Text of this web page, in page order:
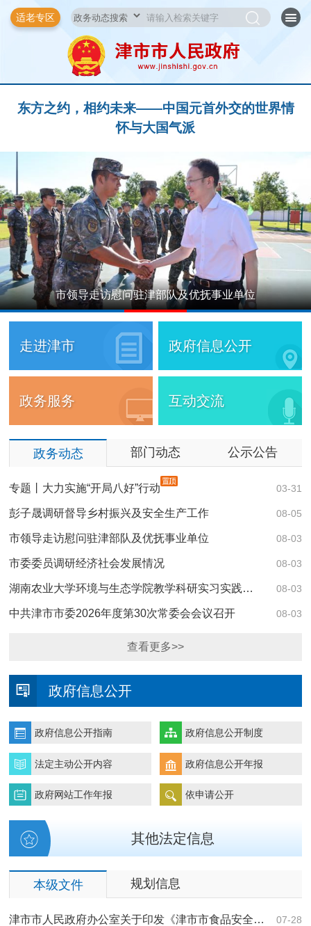
适老专区
东方之约，相约未来——中国元首外交的世界情
怀与大国气派
市领导走访慰问驻津部队及优抚事业单位
2 3 4 5
走进津市 政府信息公开
政务服务 互动交流
政务动态 部门动态 公示公告
03-31
专题丨大力实施“开局八好”行动
08-05
彭子晟调研督导乡村振兴及安全生产工作
08-03
市领导走访慰问驻津部队及优抚事业单位
08-03
市委委员调研经济社会发展情况
08-03
湖南农业大学环境与生态学院教学科研实习实践…
08-03
中共津市市委2026年度第30次常委会会议召开
查看更多>>
政府信息公开
政府信息公开指南 政府信息公开制度
法定主动公开内容 政府信息公开年报
政府网站工作年报 依申请公开
其他法定信息
本级文件 规划信息
07-28
津市市人民政府办公室关于印发《津市市食品安全…